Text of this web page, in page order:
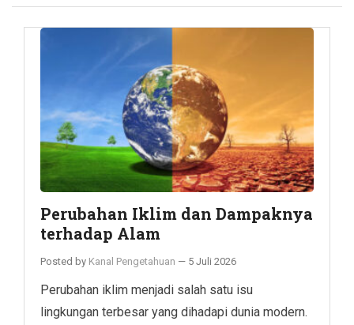
Perubahan Iklim dan Dampaknya
terhadap Alam
Posted by Kanal Pengetahuan — 5 Juli 2026
Perubahan iklim menjadi salah satu isu
lingkungan terbesar yang dihadapi dunia modern.